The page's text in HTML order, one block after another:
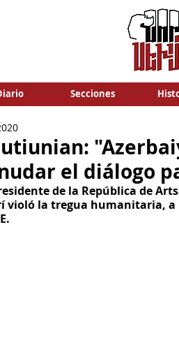
Secciones
el diálogo
de la República de
violó la tregua humanitaria, a